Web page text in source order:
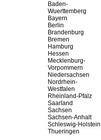
Baden-
Wuerttemberg
Bayern
Berlin
Brandenburg
Bremen
Hamburg
Hessen
Mecklenburg-
Vorpommern
Niedersachsen
Nordrhein-
Westfalen
Rheinland-Pfalz
Saarland
Sachsen
Sachsen-Anhalt
Schleswig-Holstein
Thueringen